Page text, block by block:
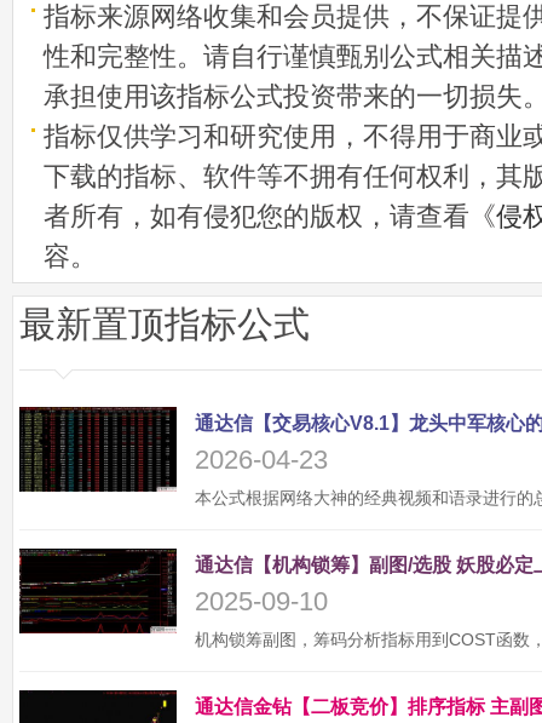
指标来源网络收集和会员提供，不保证提
性和完整性。请自行谨慎甄别公式相关描
承担使用该指标公式投资带来的一切损失
指标仅供学习和研究使用，不得用于商业
下载的指标、软件等不拥有任何权利，其
者所有，如有侵犯您的版权，请查看《侵
容。
最新置顶指标公式
2026-04-23
2025-09-10